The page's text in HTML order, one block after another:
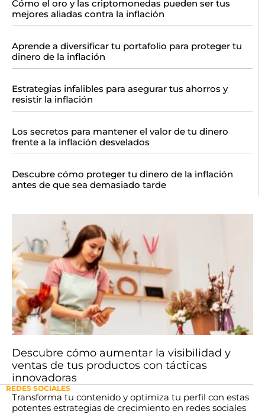
Cómo el oro y las criptomonedas pueden ser tus
mejores aliadas contra la inflación
Aprende a diversificar tu portafolio para proteger tu
dinero de la inflación
Estrategias infalibles para asegurar tus ahorros y
resistir la inflación
Los secretos para mantener el valor de tu dinero
frente a la inflación desvelados
Descubre cómo proteger tu dinero de la inflación
antes de que sea demasiado tarde
Descubre cómo aumentar la visibilidad y
ventas de tus productos con tácticas
innovadoras
REDES SOCIALES
Transforma tu contenido y optimiza tu perfil con estas
potentes estrategias de crecimiento en redes sociales